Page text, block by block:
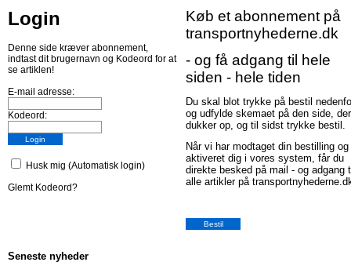
Login
Denne side kræver abonnement,
indtast dit brugernavn og Kodeord for at
se artiklen!
E-mail adresse:
Kodeord:
Husk mig (Automatisk login)
Glemt Kodeord?
Køb et abonnement på
transportnyhederne.dk
- og få adgang til hele
siden - hele tiden
Du skal blot trykke på bestil
og udfylde skemaet på den side, der
dukker op, og til sidst trykke bestil.
Når vi har modtaget din bestilling og
aktiveret dig i vores system, får du
direkte besked på mail - og adgang
alle artikler på
Seneste nyheder